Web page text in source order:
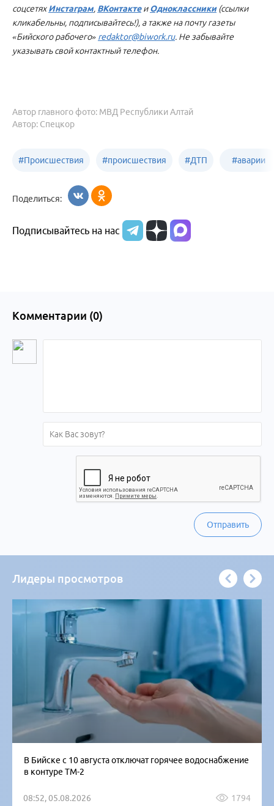
соцсетяхИнстаграм, ВКонтактеиОдноклассники(ссылки
кликабельны, подписывайтесь!), а также на почту газеты
«Бийского рабочего» redaktor@biwork.ru. Не забывайте
указывать свой контактный телефон.
Автор: Спецкор
Автор главного фото: МВД Республики Алтай
#Происшествия #происшествия
Алтайский край
#ДТП #аварии
Поделиться:
Подписывайтесь на нас
Комментарии (0)
Отправить
Лидеры просмотров
В Бийске с 10 августа отключат горячее водоснабжение
в контуре ТМ-2
08:52, 05.08.2026 1794